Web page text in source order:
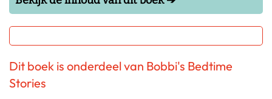
Dit boek is onderdeel van Bobbi's Bedtime
Stories